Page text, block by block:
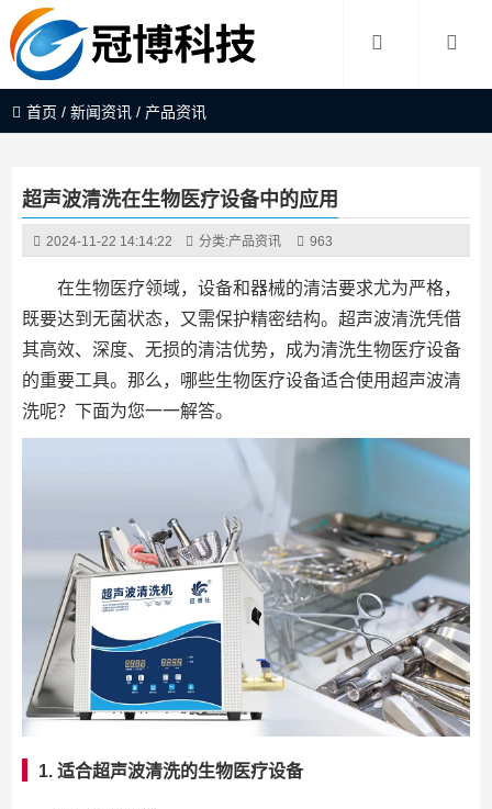
首页 /新闻资讯 / 产品资讯
超声波清洗在生物医疗设备中的应用
2024-11-22 14:14:22 分类:产品资讯 963
在生物医疗领域，设备和器械的清洁要求尤为严格，
既要达到无菌状态，又需保护精密结构。超声波清洗凭借
其高效、深度、无损的清洁优势，成为清洗生物医疗设备
的重要工具。那么，哪些生物医疗设备适合使用超声波清
洗呢？下面为您一一解答。
1. 适合超声波清洗的生物医疗设备